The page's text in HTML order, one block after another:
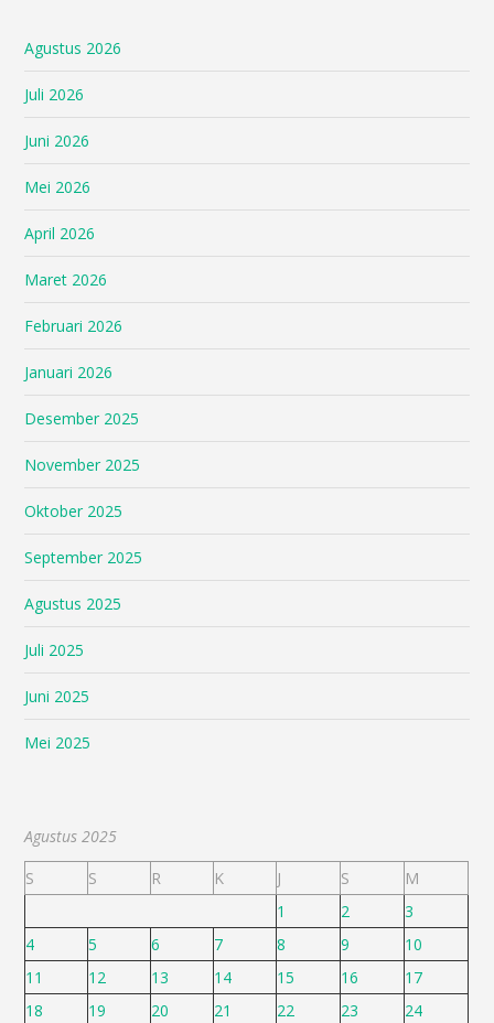
Agustus 2026
Juli 2026
Juni 2026
Mei 2026
April 2026
Maret 2026
Februari 2026
Januari 2026
Desember 2025
November 2025
Oktober 2025
September 2025
Agustus 2025
Juli 2025
Juni 2025
Mei 2025
Agustus 2025
S
S R K J S
M
1
2
3
4
5 6 7 8 9
10
11
12 13 14 15 16
17
18
19 20 21 22 23 24